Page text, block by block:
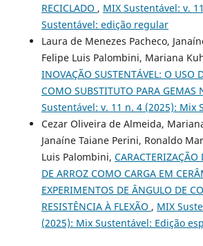
RECICLADO , MIX Sustentável: v.
Sustentável: edição regular
Laura de Menezes Pacheco,
Felipe Luis Palombini, Mariana
INOVAÇÃO SUSTENTÁVEL: O USO
COMO SUBSTITUTO PARA GEMAS
Sustentável: v. 11 n. 4 (2025): Mix
Cezar Oliveira de Almeida,
Janaíne Taiane Perini, Ronaldo
Luis Palombini,
DE ARROZ COMO CARGA EM
EXPERIMENTOS DE ÂNGULO DE
RESISTÊNCIA À FLEXÃO , MIX
(2025): Mix Sustentável: Edição